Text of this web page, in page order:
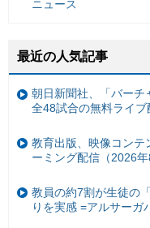
ニュース
最近の人気記事
朝日新聞社、「バーチ
全48試合の無料ライブ
教育出版、映像コンテ
ーミング配信（2026年
教員の約7割が生徒の
りを実感 =アルサーガ